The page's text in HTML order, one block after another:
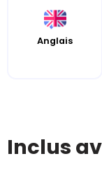
Anglais
Inclus